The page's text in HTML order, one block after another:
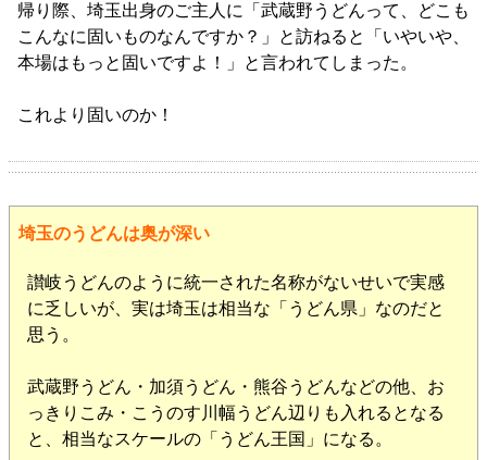
帰り際、埼玉出身のご主人に「武蔵野うどんって、どこも
こんなに固いものなんですか？」と訪ねると「いやいや、
本場はもっと固いですよ！」と言われてしまった。
これより固いのか！
埼玉のうどんは奥が深い
讃岐うどんのように統一された名称がないせいで実感
に乏しいが、実は埼玉は相当な「うどん県」なのだと
思う。
武蔵野うどん・加須うどん・熊谷うどんなどの他、お
っきりこみ・こうのす川幅うどん辺りも入れるとなる
と、相当なスケールの「うどん王国」になる。